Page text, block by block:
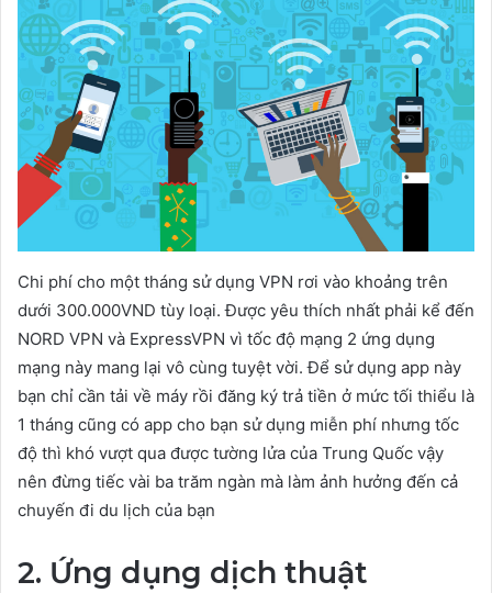
Chi phí cho một tháng sử dụng VPN rơi vào khoảng trên
dưới 300.000VND tùy loại. Được yêu thích nhất phải kể đến
NORD VPN và ExpressVPN vì tốc độ mạng 2 ứng dụng
mạng này mang lại vô cùng tuyệt vời. Để sử dụng app này
bạn chỉ cần tải về máy rồi đăng ký trả tiền ở mức tối thiểu là
1 tháng cũng có app cho bạn sử dụng miễn phí nhưng tốc
độ thì khó vượt qua được tường lửa của Trung Quốc vậy
nên đừng tiếc vài ba trăm ngàn mà làm ảnh hưởng đến cả
chuyến đi du lịch của bạn
2. Ứng dụng dịch thuật